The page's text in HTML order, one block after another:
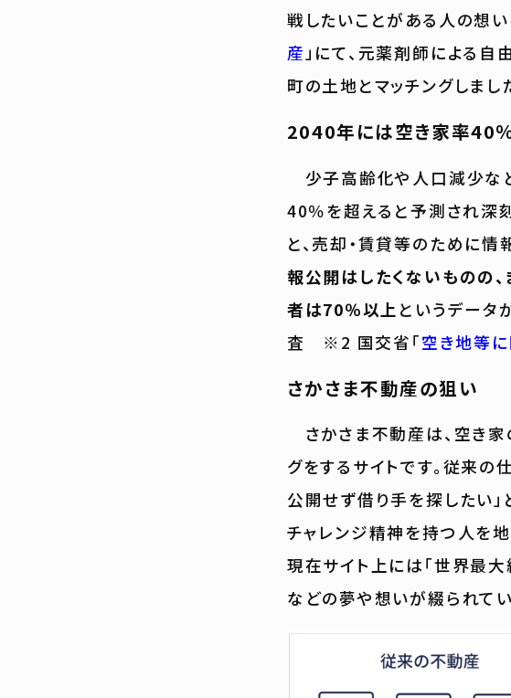
戦したいことがある人の想
産」にて、元薬剤師による
町の土地とマッチングしまし
2040年には空き家率40
少子高齢化や人口減少な
40％を超えると予測され深
と、売却・賃貸等のために
報公開はしたくないものの
者は70％以上 というデー
査 ※2 国交省「空き地等
さかさま不動産の狙い
さかさま不動産は、空き家
グをするサイトです。従来の
公開せず借り手を探したい
チャレンジ精神を持つ人を
現在サイト上には「世界最
などの夢や想いが綴られてい